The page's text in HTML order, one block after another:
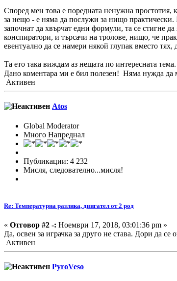
Според мен това е поредната ненужна простотия,
за нещо - е няма да послужи за нищо
започнат да хвърчат едни формули, та се стигне
конспиратори, и търсачи на тролове, нищо, че
евентуално да се намери някой глупак вместо
Та ето така виждам аз нещата по интересната тема.
Дано коментара ми е бил полезен! Няма нужда да
Активен
Аtos
Global Moderator
Много Напреднал
Публикации: 4 232
Мисля, следователно...мисля!
Re: Температурна разлика, двигател от 2 род
« Отговор #2 -: Ноември 17, 2018, 03:01:36 pm »
Да, освен за играчка за друго не става. Дори да
Активен
PyroVeso